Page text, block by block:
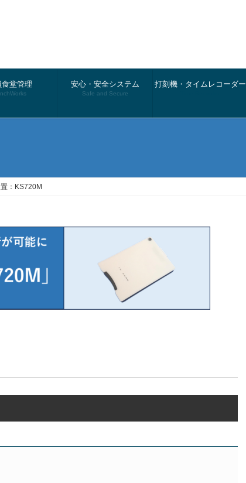
食堂管理 安心・安全システム
Safe and Secure
打刻機・タイムレコーダー
：KS720M